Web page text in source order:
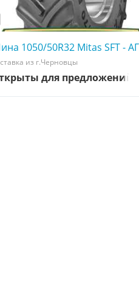
☎️ 0507773380
1050/50R32 Mitas SFT -
из г.Черновцы
для предложений
0507773380 big tires